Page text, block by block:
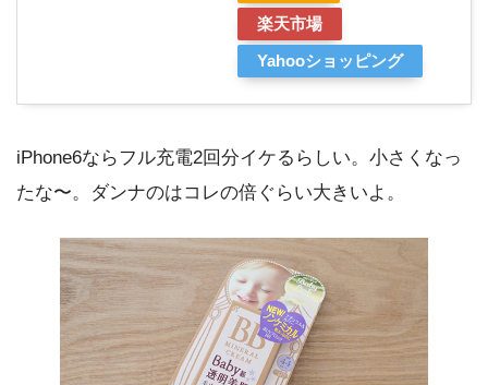
楽天市場
Yahooショッピング
iPhone6ならフル充電2回分イケるらしい。小さくなっ
たな〜。ダンナのはコレの倍ぐらい大きいよ。